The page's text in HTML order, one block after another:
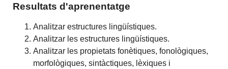
Resultats d'aprenentatge
Analitzar estructures lingüístiques.
Analitzar les estructures lingüístiques.
Analitzar les propietats fonètiques, fonològiques,
morfològiques, sintàctiques, lèxiques i